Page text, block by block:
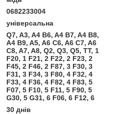
0682233004
універсальна
Q7, A3, A4 B6, A4 B7, A4 B8,
A4 B9, A5, A6 C6, A6 C7, A6
C8, A7, A8, Q2, Q3, Q5, TT, 1
F20, 1 F21, 2 F22, 2 F23, 2
F45, 2 F46, 2 F87, 3 F30, 3
F31, 3 F34, 3 F80, 4 F32, 4
F33, 4 F36, 4 F82, 4 F83, 5
F07, 5 F10, 5 F11, 5 F90, 5
G30, 5 G31, 6 F06, 6 F12, 6
30 днів